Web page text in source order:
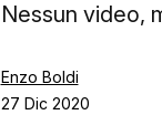
Nessun video,
Enzo Boldi
27 Dic 2020